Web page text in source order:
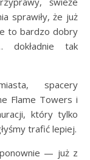
sprawiły, że już
to bardzo dobry
dokładnie tak
spacery
Flame Towers i
który tylko
trafić lepiej.
— już z